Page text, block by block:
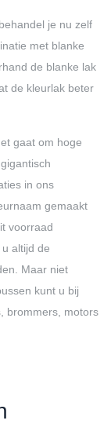
je nu zelf
met blanke
de blanke lak
de kleurlak beter
gaat om hoge
in ons
gemaakt
voorraad
altijd de
Maar niet
kunt u bij
brommers, motors